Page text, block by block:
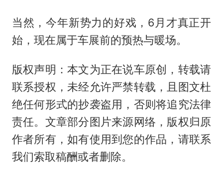
当然，今年新势力的好戏，6月才真正开
始，现在属于车展前的预热与暖场。
版权声明：本文为正在说车原创，转载请
联系授权，未经允许严禁转载，且图文杜
绝任何形式的抄袭盗用，否则将追究法律
责任。文章部分图片来源网络，版权归原
作者所有，如有使用到您的作品，请联系
我们索取稿酬或者删除。